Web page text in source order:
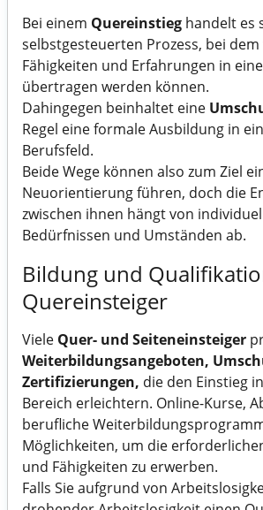
Bei einem Quereinstieg handelt es
selbstgesteuerten Prozess, bei
Fähigkeiten und Erfahrungen in
übertragen werden können.
Dahingegen beinhaltet eine
Regel eine formale Ausbildung in
Berufsfeld.
Beide Wege können also zum Ziel
Neuorientierung führen, doch die
zwischen ihnen hängt von
Bedürfnissen und Umständen ab.
Bildung und
Quereinsteiger
Viele Quer- und Seiteneinsteiger
Weiterbildungsangeboten,
Zertifizierungen, die den Einstieg
Bereich erleichtern. Online-Kurse,
berufliche
Möglichkeiten, um die
und Fähigkeiten zu erwerben.
Falls Sie aufgrund von